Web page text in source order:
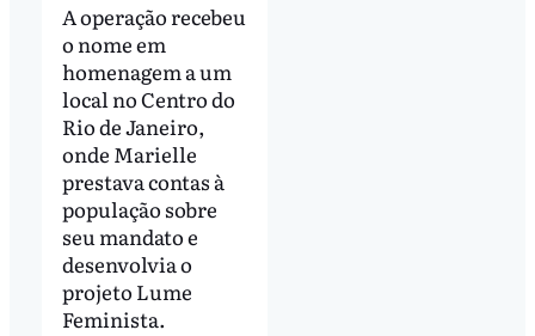
A operação recebeu
o nome em
homenagem a um
local no Centro do
Rio de Janeiro,
onde Marielle
prestava contas à
população sobre
seu mandato e
desenvolvia o
projeto Lume
Feminista.